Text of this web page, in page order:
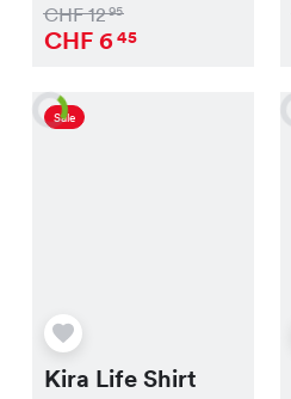
CHF1295
CHF645
Sale
Kira Life Shirt